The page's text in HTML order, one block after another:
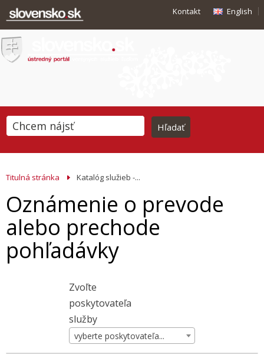
Kontakt English
Titulná stránka Katalóg služieb -...
Oznámenie o prevode
alebo prechode
pohľadávky
Zvoľte
poskytovateľa
služby
vyberte poskytovateľa...